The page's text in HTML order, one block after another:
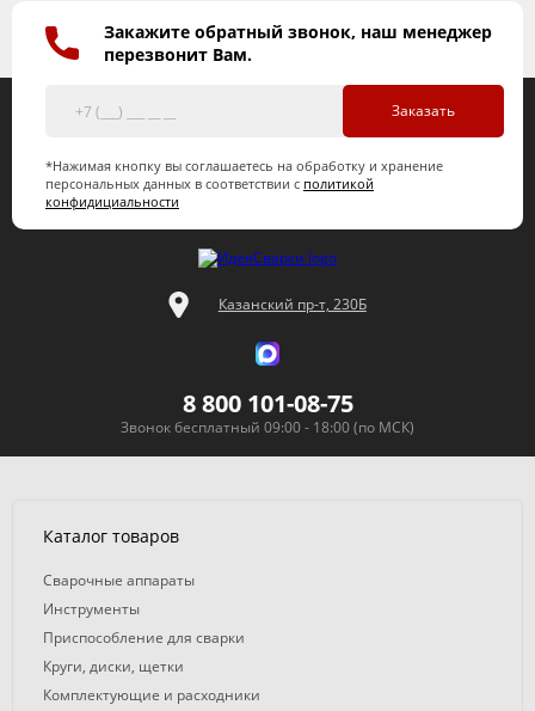
Закажите обратный звонок, наш менеджер
перезвонит Вам.
Заказать
*Нажимая кнопку вы соглашаетесь на обработку и хранение
персональных данных в соответствии с политикой
конфидициальности
Казанский пр-т, 230Б
8 800 101-08-75
Звонок бесплатный 09:00 - 18:00 (по МСК)
Каталог товаров
Сварочные аппараты
Инструменты
Приспособление для сварки
Круги, диски, щетки
Комплектующие и расходники